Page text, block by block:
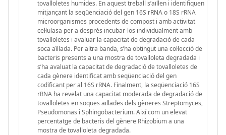
tovalloletes humides. En aquest treball s’aïllen i identifiquen
mitjançant la seqüenciació del gen 16S rRNA o 18S rRNA
microorganismes procedents de compost i amb activitat
cel·lulasa per a després incubar-los individualment amb
tovalloletes i avaluar la capacitat de degradació de cada
soca aïllada. Per altra banda, s’ha obtingut una col·lecció de
bacteris presents a una mostra de tovalloleta degradada i
s’ha avaluat la capacitat de degradació de tovalloletes de
cada gènere identificat amb seqüenciació del gen
codificant per al 16S rRNA. Finalment, la seqüenciació 16S
rRNA ha revelat una capacitat moderada de degradació de
tovalloletes en soques aïllades dels gèneres Streptomyces,
Pseudomonas i Sphingobacterium. Així com un elevat
percentatge de bacteris del gènere Rhizobium a una
mostra de tovalloleta degradada.